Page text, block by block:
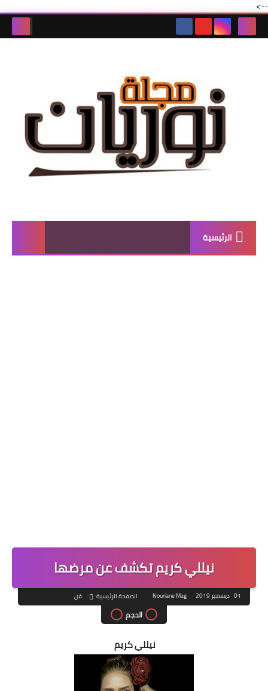
-->
الرئيسية
نيللي كريم تكشف عن مرضها
01 ديسمبر 2019 Nouriane Mag الصفحة الرئيسية فن
الحجم
نيللي كريم